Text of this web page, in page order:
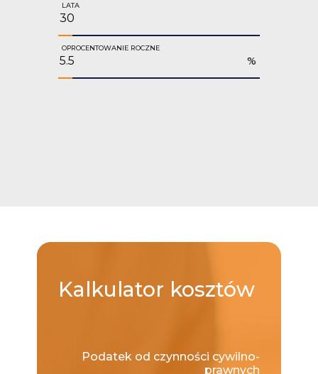
LATA
OPROCENTOWANIE ROCZNE
%
Kalkulator kosztów
Podatek od czynności cywilno-
prawnych